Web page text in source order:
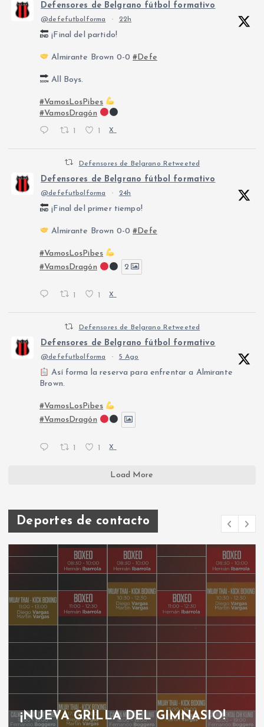
Defensores de Belgrano fútbol formativo
@defefutbolforma · 22h
¡Final del partido!
Almirante Brown 0-0#Defe
All Boys.
#VamosLosPibes
#VamosDragón
1 1 X
Defensores de Belgrano Retweeted
Defensores de Belgrano fútbol formativo
@defefutbolforma · 24h
¡Final del primer tiempo!
Almirante Brown 0-0#Defe
#VamosLosPibes
#VamosDragón
2
1 1 X
Defensores de Belgrano Retweeted
Defensores de Belgrano fútbol formativo
@defefutbolforma · 5 Ago
Así forma la reserva para enfrentar a Almirante
Brown.
#VamosLosPibes
#VamosDragón
1 1 X
Load More
Deportes de contacto
¡NUEVA GRILLA DEL GIMNASIO!